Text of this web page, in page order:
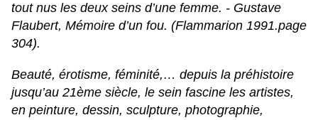
tout nus les deux seins d’une femme. - Gustave
Flaubert, Mémoire d’un fou. (Flammarion 1991.page
304).
Beauté, érotisme, féminité,… depuis la préhistoire
jusqu’au 21ème siècle, le sein fascine les artistes,
en peinture, dessin, sculpture, photographie,